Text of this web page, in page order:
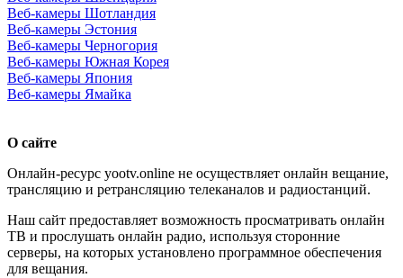
Веб-камеры Шотландия
Веб-камеры Эстония
Веб-камеры Черногория
Веб-камеры Южная Корея
Веб-камеры Япония
Веб-камеры Ямайка
О сайте
Онлайн-ресурс yootv.online не осуществляет онлайн вещание,
трансляцию и ретрансляцию телеканалов и радиостанций.
Наш сайт предоставляет возможность просматривать онлайн
ТВ и прослушать онлайн радио, используя сторонние
серверы, на которых установлено программное обеспечения
для вещания.